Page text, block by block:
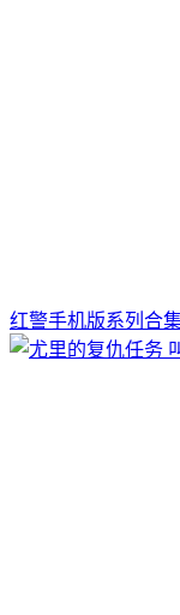
红警手机版系列合